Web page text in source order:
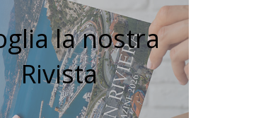
la nostra
Rivista